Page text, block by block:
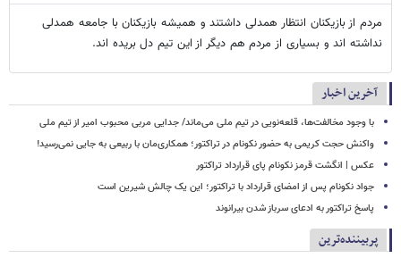
مردم از بازیکنان انتظار همدلی داشتند و همیشه بازیکنان با جامعه همدلی
نداشته اند و بسیاری از مردم هم دیگر از این تیم دل بریده اند.
آخرین اخبار
با وجود مخالفت‌ها، قلعه‌نویی در تیم ملی می‌ماند/ جدایی مربی محبوب امیر از تیم ملی
واکنش حجت کریمی به حضور نکونام در تراکتور؛ همکاری‌مان با ربیعی به جایی نمی‌رسید!
عکس | انگشت قرمز نکونام پای قرارداد تراکتور
جواد نکونام پس از امضای قرارداد با تراکتور؛ این یک چالش شیرین است
پاسخ تراکتور به ادعای سرباز شدن بیرانوند
پربیننده‌ترین